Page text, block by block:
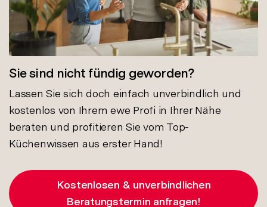
Sie sind nicht fündig geworden?
Lassen Sie sich doch einfach unverbindlich und
kostenlos von Ihrem ewe Profi in Ihrer Nähe
beraten und profitieren Sie vom Top-
Küchenwissen aus erster Hand!
Kostenlosen & unverbindlichen
Beratungstermin anfragen!